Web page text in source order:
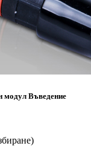
модул Въведение